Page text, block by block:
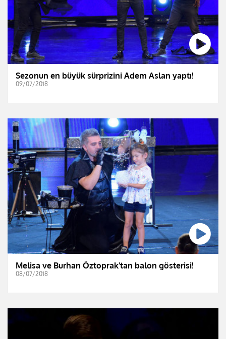
Sezonun en büyük sürprizini Adem Aslan yaptı!
09/07/2018
Melisa ve Burhan Öztoprak'tan balon gösterisi!
08/07/2018